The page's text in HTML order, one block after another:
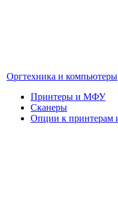
Оргтехника и компьютеры
Принтеры и МФУ
Сканеры
Опции к